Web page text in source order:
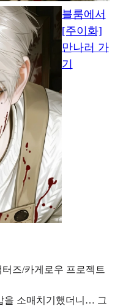
블룸에서
[주이화]
만나러 가
기
즈/카게로우 프로젝트
을 소매치기했더니… 그